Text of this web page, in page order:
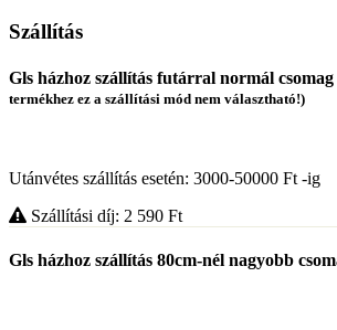
Szállítás
Gls házhoz szállítás futárral normál
termékhez ez a szállítási mód nem választható!)
Utánvétes szállítás esetén: 3000-50000 Ft -ig
Szállítási díj: 2 590 Ft
Gls házhoz szállítás 80cm-nél nagyobb